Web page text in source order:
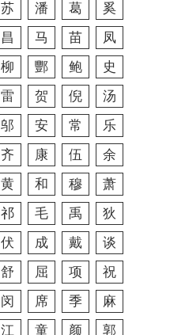
苏 潘 葛
奚
昌 马 苗
凤
柳 酆 鲍
史
雷 贺 倪
汤
邬 安 常
乐
齐 康 伍
余
黄 和 穆
萧
祁 毛 禹
狄
伏 成 戴
谈
舒 屈 项
祝
闵 席 季
麻
江 童 颜
郭